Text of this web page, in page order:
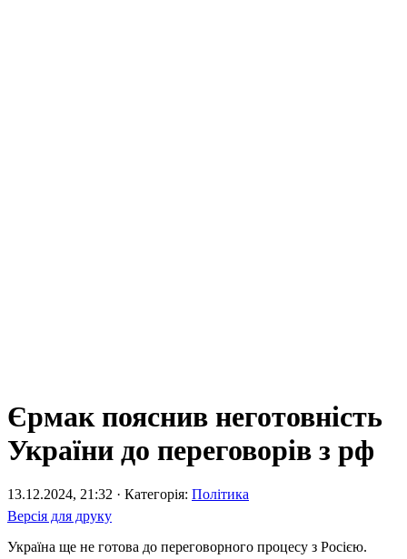
Єрмак пояснив неготовність
України до переговорів з рф
13.12.2024, 21:32 · Категорія: Політика
Версія для друку
Україна ще не готова до переговорного процесу з Росією.